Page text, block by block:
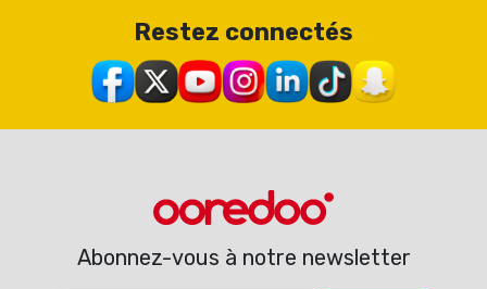
Restez connectés
Abonnez-vous à notre newsletter